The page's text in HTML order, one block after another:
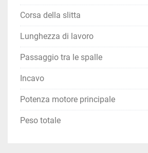
Corsa della slitta
Lunghezza di lavoro
Passaggio tra le spalle
Incavo
Potenza motore principale
Peso totale